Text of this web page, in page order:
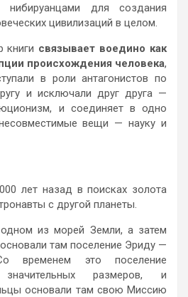
нибируанцами для создания
цивилизаций в целом.
книги связывает воедино как
происхождения человека,
в роли антагонистов по
и исключали друг друга —
и соединяет в одно
вещи — науку и
лет назад в поисках золота
с другой планеты.
из морей Земли, а затем
там поселение Эриду —
временем это поселение
размеров, и
основали там свою Миссию